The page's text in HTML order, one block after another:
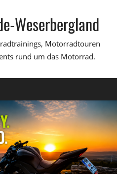
Weserbergland
Motorradtouren
rund um das Motorrad.